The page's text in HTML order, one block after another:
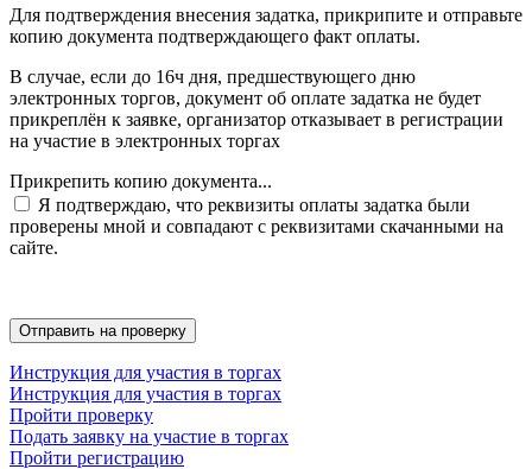
Для подтверждения внесения задатка, прикрипите и отправьте
копию документа подтверждающего факт оплаты.
В случае, если до 16ч дня, предшествующего дню
электронных торгов, документ об оплате задатка не будет
прикреплён к заявке, организатор отказывает в регистрации
на участие в электронных торгах
Прикрепить копию документа...
Я подтверждаю, что реквизиты оплаты задатка были
проверены мной и совпадают с реквизитами скачанными на
сайте.
Инструкция для участия в торгах
Инструкция для участия в торгах
Пройти проверку
Подать заявку на участие в торгах
Пройти регистрацию